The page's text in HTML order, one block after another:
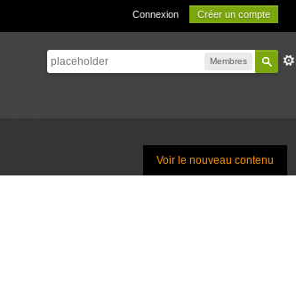
Connexion Créer un compte
Membres
Voir le nouveau contenu